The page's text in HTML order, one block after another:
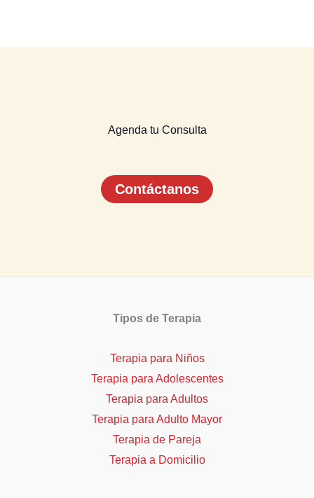
Agenda tu Consulta
Contáctanos
Tipos de Terapia
Terapia para Niños
Terapia para Adolescentes
Terapia para Adultos
Terapia para Adulto Mayor
Terapia de Pareja
Terapia a Domicilio